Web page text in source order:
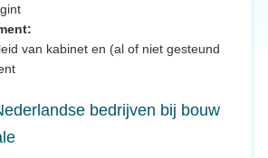
van kabinet en (al of niet gesteund
bedrijven bij bouw